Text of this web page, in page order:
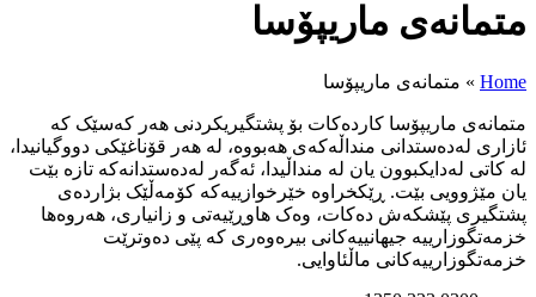
هەر کەسێک کە
لە هەر قۆناغێکی دووگیانیدا،
ئەگەر لەدەستدانەکە تازە بێت
کۆمەڵێک بژاردەی
و زانیاری، هەروەها
کە پێی دەوترێت